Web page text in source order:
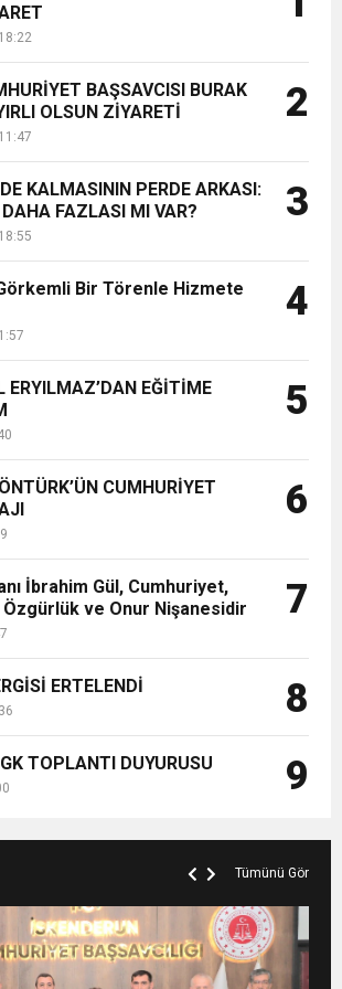
ÖNTÜRK’ÜN
BAYRAMI MESAJI
VERGİSİ ERTELENDİ
BAŞKAN EMRAH
DOKUNAN ZİYARET
at...
BAŞSAVCISI BURAK
OLSUN ZİYARETİ
2
KALMASININ PERDE ARKASI:
DAHA FAZLASI MI VAR?
3
Bir Törenle Hizmete
4
ERYILMAZ’DAN EĞİTİME
5
CUMHURİYET
6
İbrahim Gül, Cumhuriyet,
ve Onur Nişanesidir
7
ERTELENDİ 8
TOPLANTI DUYURUSU 9
Tümünü Gör